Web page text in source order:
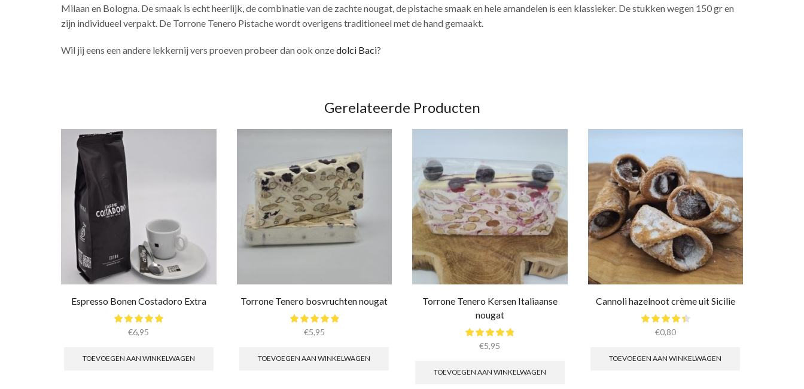
Milaan en Bologna. De smaak is echt heerlijk, de combinatie van de zachte nougat, de pistache smaak en hele amandelen is een klassieker. De stukken wegen 150 gr en
zijn individueel verpakt. De Torrone Tenero Pistache wordt overigens traditioneel met de hand gemaakt.
Wil jij eens een andere lekkernij vers proeven probeer dan ook onzedolci Baci?
Gerelateerde Producten
Espresso Bonen Costadoro Extra
€6,95
TOEVOEGEN AAN WINKELWAGEN
Torrone Tenero bosvruchten nougat
€5,95
TOEVOEGEN AAN WINKELWAGEN
Torrone Tenero Kersen Italiaanse
nougat
€5,95
TOEVOEGEN AAN WINKELWAGEN
Cannoli hazelnoot crème uit Sicilie
€0,80
TOEVOEGEN AAN WINKELWAGEN